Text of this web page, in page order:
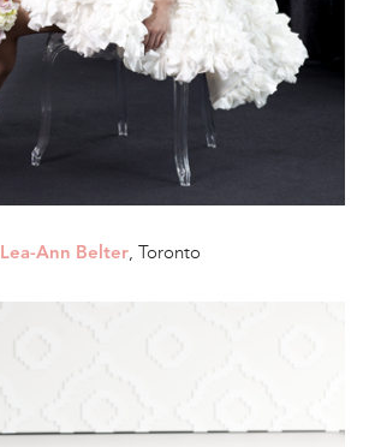
Lea-Ann Belter, Toronto